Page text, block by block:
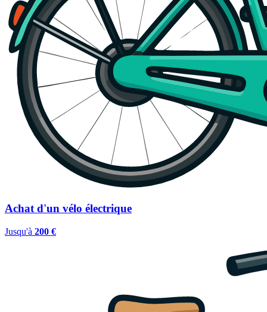
Achat d'un vélo électrique
Jusqu'à 200 €